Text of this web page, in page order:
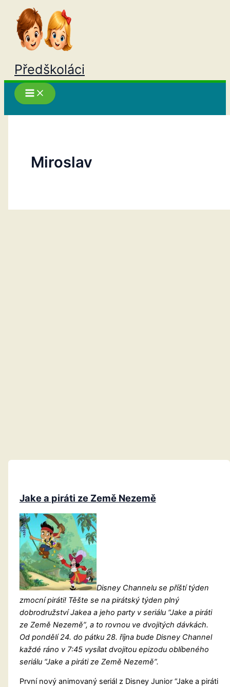
Přeskočit
obsah
Předškoláci
Miroslav
Jake a piráti ze Země Nezemě
Disney Channelu se příští týden
zmocní piráti! Těšte se na pirátský týden plný
dobrodružství Jakea a jeho party v seriálu “Jake a piráti
ze Země Nezemě”, a to rovnou ve dvojitých dávkách.
Od pondělí 24. do pátku 28. října bude Disney Channel
každé ráno v 7:45 vysílat dvojitou epizodu oblíbeného
seriálu “Jake a piráti ze Země Nezemě”.
První nový animovaný seriál z Disney Junior “Jake a piráti